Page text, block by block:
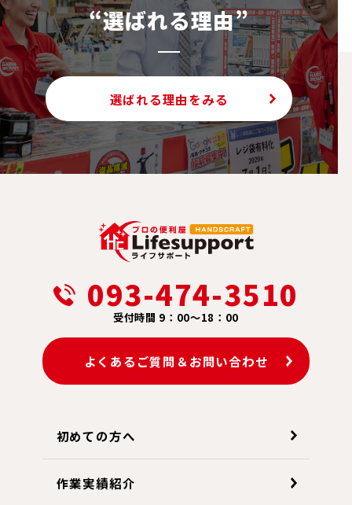
“選ばれる理由”
選ばれる理由をみる
093-474-3510
受付時間 9：00～18：00
よくあるご質問＆お問い合わせ
初めての方へ
作業実績紹介